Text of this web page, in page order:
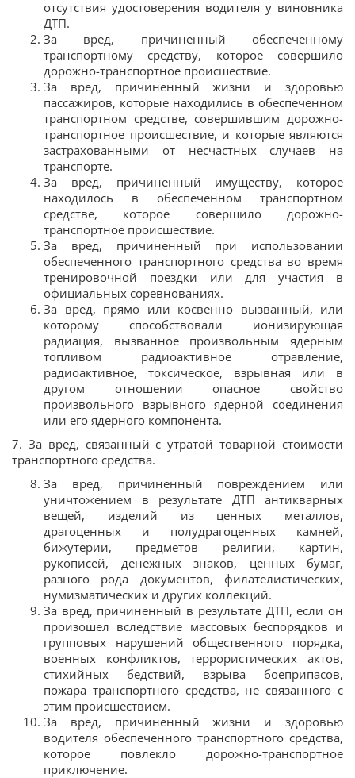
отсутствия удостоверения водителя у виновника
ДТП.
За вред, причиненный обеспеченному
транспортному средству, которое совершило
дорожно-транспортное происшествие.
За вред, причиненный жизни и здоровью
пассажиров, которые находились в обеспеченном
транспортном средстве, совершившим дорожно-
транспортное происшествие, и которые являются
застрахованными от несчастных случаев на
транспорте.
За вред, причиненный имуществу, которое
находилось в обеспеченном транспортном
средстве, которое совершило дорожно-
транспортное происшествие.
За вред, причиненный при использовании
обеспеченного транспортного средства во время
тренировочной поездки или для участия в
официальных соревнованиях.
За вред, прямо или косвенно вызванный, или
которому способствовали ионизирующая
радиация, вызванное произвольным ядерным
топливом радиоактивное отравление,
радиоактивное, токсическое, взрывная или в
другом отношении опасное свойство
произвольного взрывного ядерной соединения
или его ядерного компонента.
7. За вред, связанный с утратой товарной стоимости
транспортного средства.
За вред, причиненный повреждением или
уничтожением в результате ДТП антикварных
вещей, изделий из ценных металлов,
драгоценных и полудрагоценных камней,
бижутерии, предметов религии, картин,
рукописей, денежных знаков, ценных бумаг,
разного рода документов, филателистических,
нумизматических и других коллекций.
За вред, причиненный в результате ДТП, если он
произошел вследствие массовых беспорядков и
групповых нарушений общественного порядка,
военных конфликтов, террористических актов,
стихийных бедствий, взрыва боеприпасов,
пожара транспортного средства, не связанного с
этим происшествием.
За вред, причиненный жизни и здоровью
водителя обеспеченного транспортного средства,
которое повлекло дорожно-транспортное
приключение.